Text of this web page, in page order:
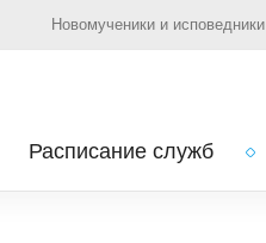
Новомученики и исповедники
Расписание служб